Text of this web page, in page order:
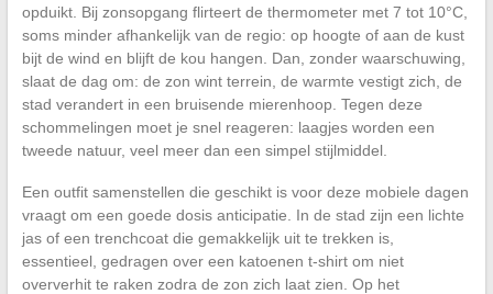
opduikt. Bij zonsopgang flirteert de thermometer met 7 tot 10°C,
soms minder afhankelijk van de regio: op hoogte of aan de kust
bijt de wind en blijft de kou hangen. Dan, zonder waarschuwing,
slaat de dag om: de zon wint terrein, de warmte vestigt zich, de
stad verandert in een bruisende mierenhoop. Tegen deze
schommelingen moet je snel reageren: laagjes worden een
tweede natuur, veel meer dan een simpel stijlmiddel.
Een outfit samenstellen die geschikt is voor deze mobiele dagen
vraagt om een goede dosis anticipatie. In de stad zijn een lichte
jas of een trenchcoat die gemakkelijk uit te trekken is,
essentieel, gedragen over een katoenen t-shirt om niet
oververhit te raken zodra de zon zich laat zien. Op het